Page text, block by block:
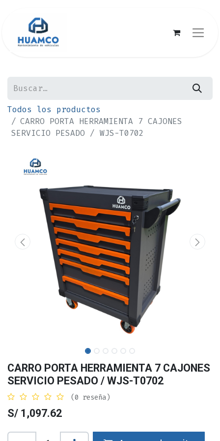
Todos los productos
CARRO PORTA HERRAMIENTA 7 CAJONES
SERVICIO PESADO / WJS-T0702
CARRO PORTA HERRAMIENTA 7 CAJONES
SERVICIO PESADO / WJS-T0702
(0 reseña)
S/ 1,097.62